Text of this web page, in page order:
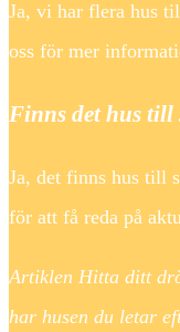
Ja, vi har flera hus
oss för mer
Finns det hus till
Ja, det finns hus till
för att få reda på
Artiklen Hitta ditt
har husen du letar